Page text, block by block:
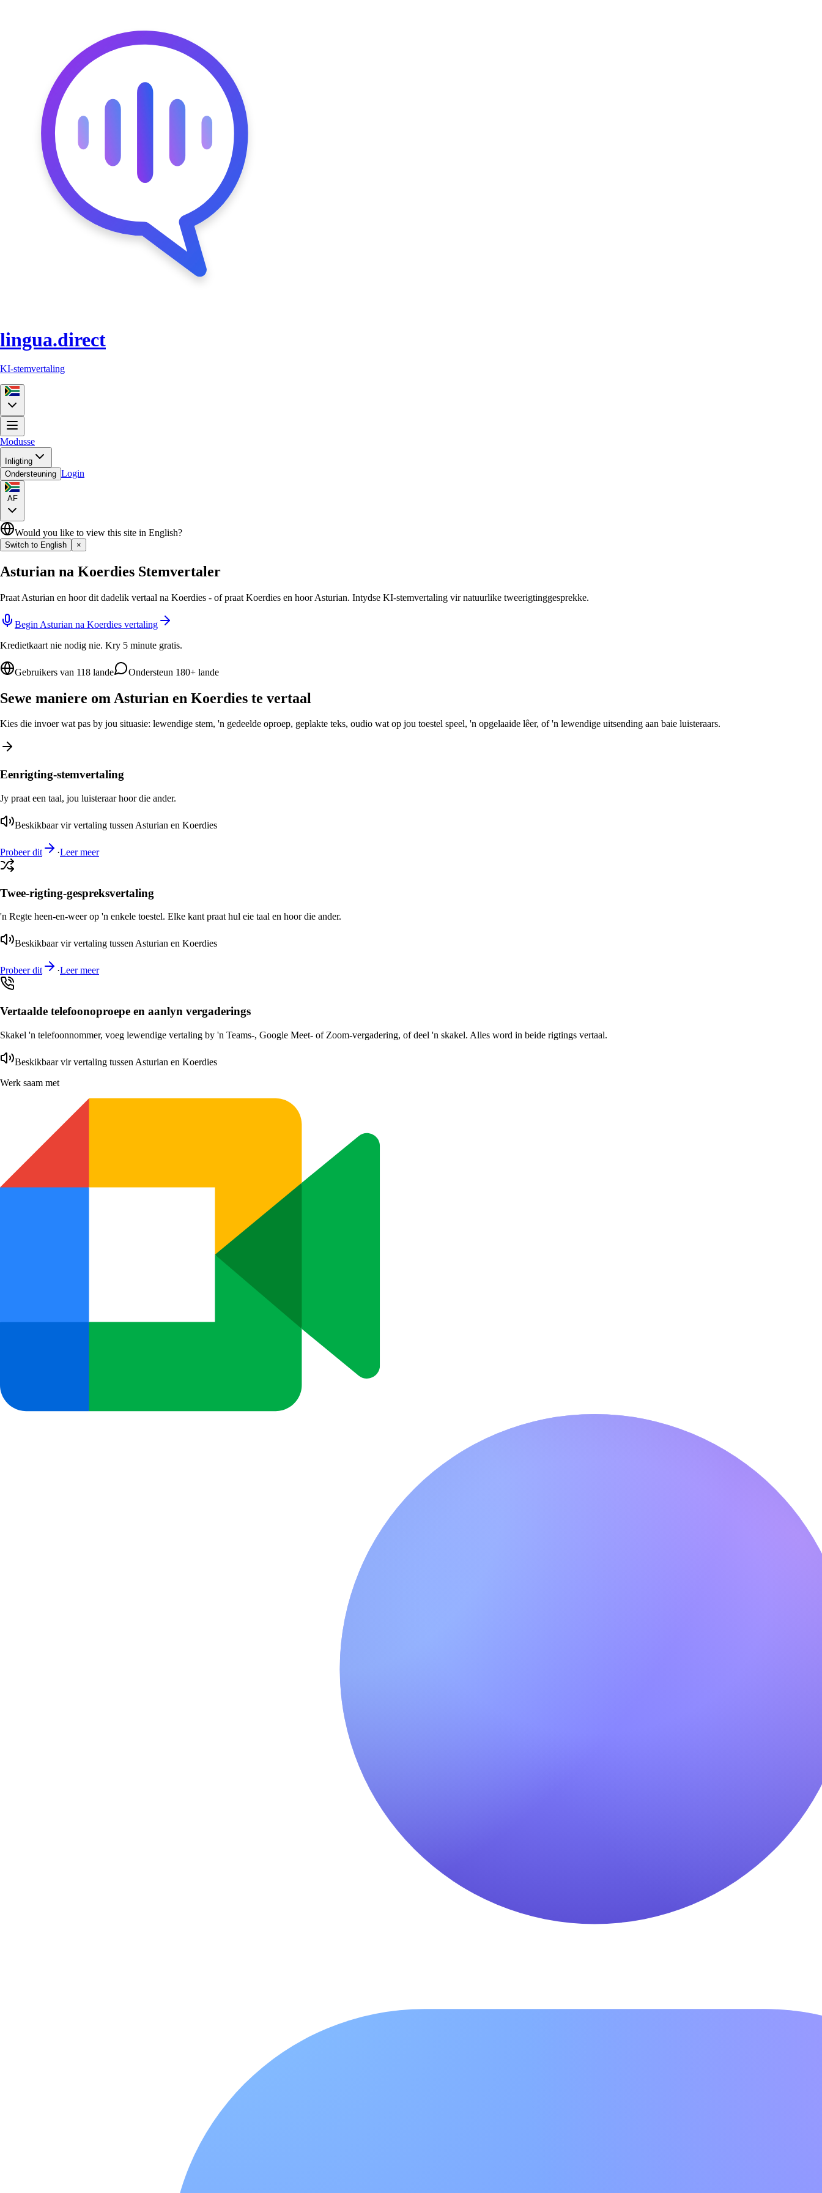
lingua.direct
KI-stemvertaling
Modusse
Inligting
Ondersteuning Login
AF
Would you like to view this site in English?
Switch to English ×
Asturian na Koerdies Stemvertaler
Praat Asturian en hoor dit dadelik vertaal na Koerdies - of praat Koerdies en hoor Asturian. Intydse KI-stemvertaling vir natuurlike tweerigtinggesprekke.
Begin Asturian na Koerdies vertaling
Kredietkaart nie nodig nie. Kry 5 minute gratis.
Gebruikers van 118 lande Ondersteun 180+ lande
Sewe maniere om Asturian en Koerdies te vertaal
Kies die invoer wat pas by jou situasie: lewendige stem, 'n gedeelde oproep, geplakte teks, oudio wat op jou toestel speel, 'n opgelaaide lêer, of 'n lewendige uitsending aan baie luisteraars.
Eenrigting-stemvertaling
Jy praat een taal, jou luisteraar hoor die ander.
Beskikbaar vir vertaling tussen Asturian en Koerdies
Probeer dit ·Leer meer
Twee-rigting-gespreksvertaling
'n Regte heen-en-weer op 'n enkele toestel. Elke kant praat hul eie taal en hoor die ander.
Beskikbaar vir vertaling tussen Asturian en Koerdies
Probeer dit ·Leer meer
Vertaalde telefoonoproepe en aanlyn vergaderings
Skakel 'n telefoonnommer, voeg lewendige vertaling by 'n Teams-, Google Meet- of Zoom-vergadering, of deel 'n skakel. Alles word in beide rigtings vertaal.
Beskikbaar vir vertaling tussen Asturian en Koerdies
Werk saam met